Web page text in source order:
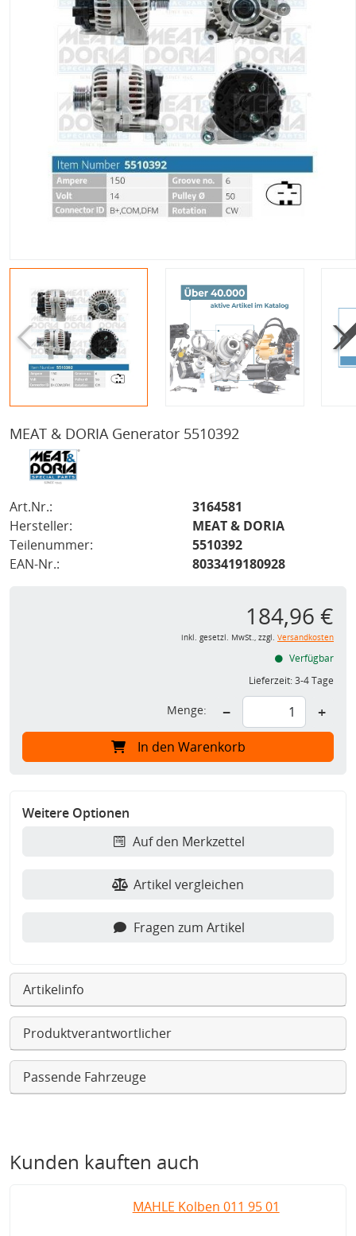
MEAT & DORIA Generator 5510392
Art.Nr.:
3164581
Hersteller:
MEAT & DORIA
Teilenummer:
5510392
EAN-Nr.:
8033419180928
184,96 €
inkl. gesetzl. MwSt., zzgl. Versandkosten
Verfügbar
Lieferzeit:3-4 Tage
Menge: − +
In den Warenkorb
Weitere Optionen
Auf den Merkzettel
Artikel vergleichen
Fragen zum Artikel
Artikelinfo
Produktverantwortlicher
Passende Fahrzeuge
Kunden kauften auch
MAHLE Kolben 011 95 01